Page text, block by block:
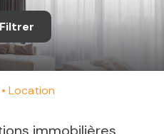
Filtrer
Location